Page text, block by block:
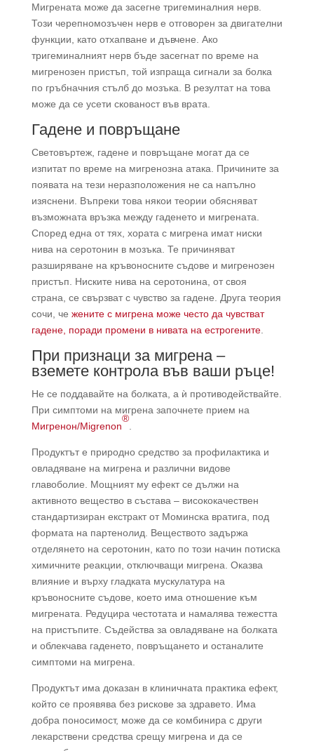
Мигрената може да засегне тригеминалния нерв.
Този черепномозъчен нерв е отговорен за двигателни
функции, като отхапване и дъвчене. Ако
тригеминалният нерв бъде засегнат по време на
мигренозен пристъп, той изпраща сигнали за болка
по гръбначния стълб до мозъка. В резултат на това
може да се усети скованост във врата.
Гадене и повръщане
Световъртеж, гадене и повръщане могат да се
изпитат по време на мигренозна атака. Причините за
появата на тези неразположения не са напълно
изяснени. Въпреки това някои теории обясняват
възможната връзка между гаденето и мигрената.
Според една от тях, хората с мигрена имат ниски
нива на серотонин в мозъка. Те причиняват
разширяване на кръвоносните съдове и мигренозен
пристъп. Ниските нива на серотонина, от своя
страна, се свързват с чувство за гадене. Друга теория
сочи, че жените с мигрена може често да чувстват
гадене, поради промени в нивата на естрогените.
При признаци за мигрена –
вземете контрола във ваши ръце!
Не се поддавайте на болката, а ѝ противодействайте.
При симптоми на мигрена започнете прием на
Мигренон/Migrenon
®
Продуктът е природно средство за профилактика и
овладяване на мигрена и различни видове
главоболие. Мощният му ефект се дължи на
активното вещество в състава – висококачествен
стандартизиран екстракт от Моминска вратига, под
формата на партенолид. Веществото задържа
отделянето на серотонин, като по този начин потиска
химичните реакции, отключващи мигрена. Оказва
влияние и върху гладката мускулатура на
кръвоносните съдове, което има отношение към
мигрената. Редуцира честотата и намалява тежестта
на пристъпите. Съдейства за овладяване на болката
и облекчава гаденето, повръщането и останалите
симптоми на мигрена.
Продуктът има доказан в клиничната практика ефект,
който се проявява без рискове за здравето. Има
добра поносимост, може да се комбинира с други
лекарствени средства срещу мигрена и да се